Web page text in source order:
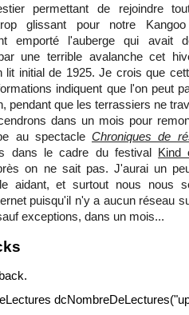
permettant de rejoindre
glissant pour notre
emporté l'auberge qui avait
une terrible avalanche cet
lit initial de 1925. Je crois que
indiquent que l'on peut
pendant que les terrassiers ne
dans un mois pour
au spectacle Chroniques de
dans le cadre du festival Kind
on ne sait pas. J'aurai un
aidant, et surtout nous nous
puisqu'il n'y a aucun réseau
exceptions, dans un mois...